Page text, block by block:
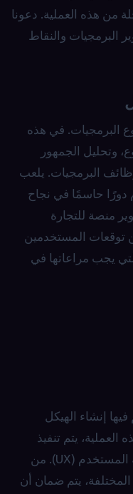
من هذه العملية. دعونا
والنقاط
البرمجيات. في هذه
وتحليل الجمهور
البرمجيات. يلعب
دورًا حاسمًا في نجاح
منصة للتجارة
توقعات المستخدمين
يجب مراعاتها في
إنشاء الهيكل
يتم تنفيذ
تصميم واجهة المستخدم (UI) وتجربة المستخدم (UX). من
يتم ضمان أن